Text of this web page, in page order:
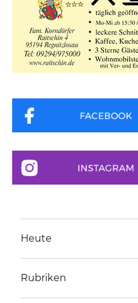
Heute
Rubriken